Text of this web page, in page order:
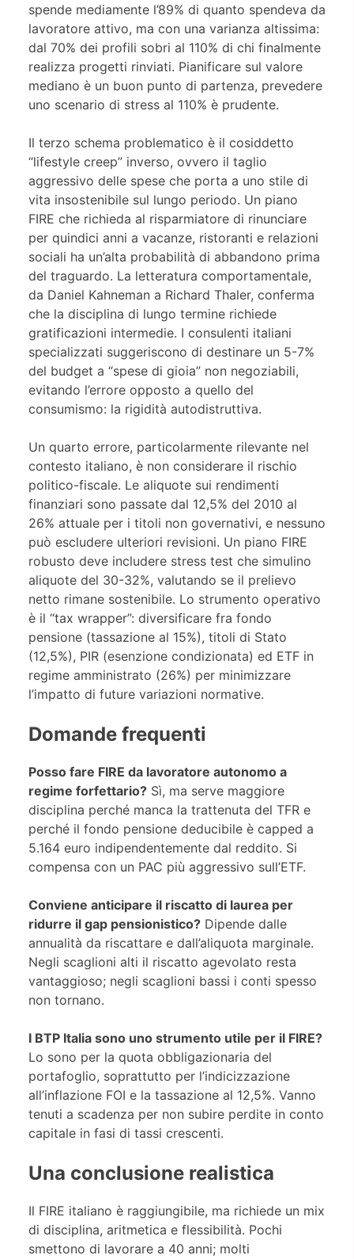
spende mediamente l’89% di quanto spendeva da
lavoratore attivo, ma con una varianza altissima:
dal 70% dei profili sobri al 110% di chi finalmente
realizza progetti rinviati. Pianificare sul valore
mediano è un buon punto di partenza, prevedere
uno scenario di stress al 110% è prudente.
Il terzo schema problematico è il cosiddetto
“lifestyle creep” inverso, ovvero il taglio
aggressivo delle spese che porta a uno stile di
vita insostenibile sul lungo periodo. Un piano
FIRE che richieda al risparmiatore di rinunciare
per quindici anni a vacanze, ristoranti e relazioni
sociali ha un’alta probabilità di abbandono prima
del traguardo. La letteratura comportamentale,
da Daniel Kahneman a Richard Thaler, conferma
che la disciplina di lungo termine richiede
gratificazioni intermedie. I consulenti italiani
specializzati suggeriscono di destinare un 5-7%
del budget a “spese di gioia” non negoziabili,
evitando l’errore opposto a quello del
consumismo: la rigidità autodistruttiva.
Un quarto errore, particolarmente rilevante nel
contesto italiano, è non considerare il rischio
politico-fiscale. Le aliquote sui rendimenti
finanziari sono passate dal 12,5% del 2010 al
26% attuale per i titoli non governativi, e nessuno
può escludere ulteriori revisioni. Un piano FIRE
robusto deve includere stress test che simulino
aliquote del 30-32%, valutando se il prelievo
netto rimane sostenibile. Lo strumento operativo
è il “tax wrapper”: diversificare fra fondo
pensione (tassazione al 15%), titoli di Stato
(12,5%), PIR (esenzione condizionata) ed ETF in
regime amministrato (26%) per minimizzare
l’impatto di future variazioni normative.
Domande frequenti
Posso fare FIRE da lavoratore autonomo a
regime forfettario? Sì, ma serve maggiore
disciplina perché manca la trattenuta del TFR e
perché il fondo pensione deducibile è capped a
5.164 euro indipendentemente dal reddito. Si
compensa con un PAC più aggressivo sull’ETF.
Conviene anticipare il riscatto di laurea per
ridurre il gap pensionistico? Dipende dalle
annualità da riscattare e dall’aliquota marginale.
Negli scaglioni alti il riscatto agevolato resta
vantaggioso; negli scaglioni bassi i conti spesso
non tornano.
I BTP Italia sono uno strumento utile per il FIRE?
Lo sono per la quota obbligazionaria del
portafoglio, soprattutto per l’indicizzazione
all’inflazione FOI e la tassazione al 12,5%. Vanno
tenuti a scadenza per non subire perdite in conto
capitale in fasi di tassi crescenti.
Una conclusione realistica
Il FIRE italiano è raggiungibile, ma richiede un mix
di disciplina, aritmetica e flessibilità. Pochi
smettono di lavorare a 40 anni; molti